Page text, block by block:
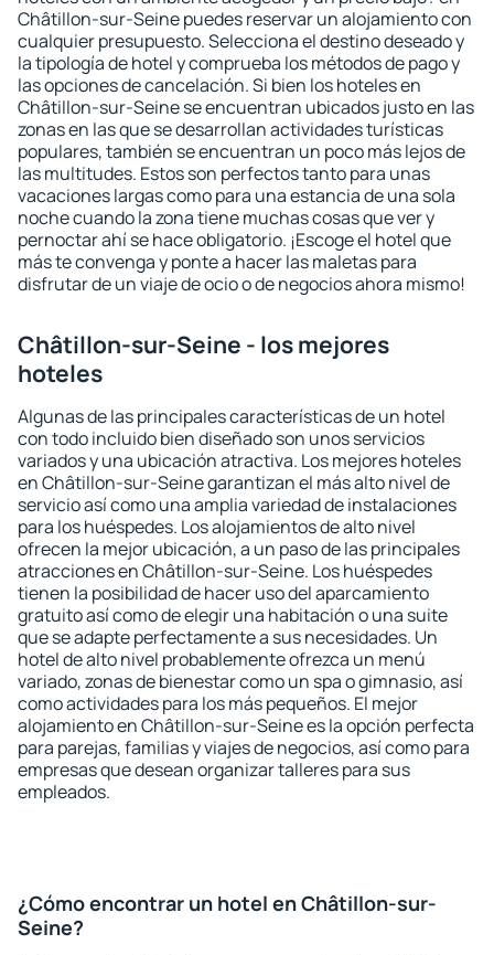
Châtillon-sur-Seine puedes reservar un alojamiento con
cualquier presupuesto. Selecciona el destino deseado y
la tipología de hotel y comprueba los métodos de pago y
las opciones de cancelación. Si bien los hoteles en
Châtillon-sur-Seine se encuentran ubicados justo en las
zonas en las que se desarrollan actividades turísticas
populares, también se encuentran un poco más lejos de
las multitudes. Estos son perfectos tanto para unas
vacaciones largas como para una estancia de una sola
noche cuando la zona tiene muchas cosas que ver y
pernoctar ahí se hace obligatorio. ¡Escoge el hotel que
más te convenga y ponte a hacer las maletas para
disfrutar de un viaje de ocio o de negocios ahora mismo!
Châtillon-sur-Seine - los mejores
hoteles
Algunas de las principales características de un hotel
con todo incluido bien diseñado son unos servicios
variados y una ubicación atractiva. Los mejores hoteles
en Châtillon-sur-Seine garantizan el más alto nivel de
servicio así como una amplia variedad de instalaciones
para los huéspedes. Los alojamientos de alto nivel
ofrecen la mejor ubicación, a un paso de las principales
atracciones en Châtillon-sur-Seine. Los huéspedes
tienen la posibilidad de hacer uso del aparcamiento
gratuito así como de elegir una habitación o una suite
que se adapte perfectamente a sus necesidades. Un
hotel de alto nivel probablemente ofrezca un menú
variado, zonas de bienestar como un spa o gimnasio, así
como actividades para los más pequeños. El mejor
alojamiento en Châtillon-sur-Seine es la opción perfecta
para parejas, familias y viajes de negocios, así como para
empresas que desean organizar talleres para sus
empleados.
¿Cómo encontrar un hotel en Châtillon-sur-
Seine?